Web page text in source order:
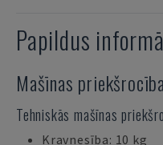
Papildus
Mašīnas
Tehniskās mašīnas
Kravnesība: 10 kg